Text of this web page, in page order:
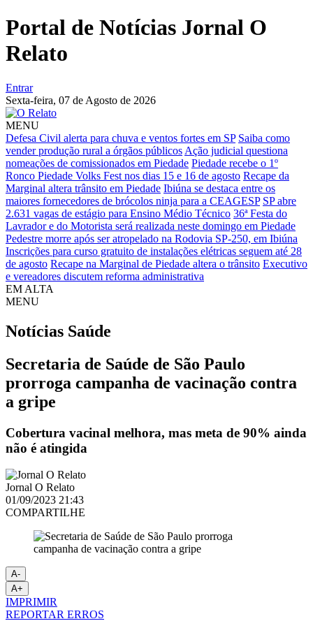
Portal de Notícias Jornal O
Relato
Entrar
Sexta-feira, 07 de Agosto de 2026
MENU
Defesa Civil alerta para chuva e ventos fortes em SP Saiba como
vender produção rural a órgãos públicos Ação judicial questiona
nomeações de comissionados em Piedade Piedade recebe o 1º
Ronco Piedade Volks Fest nos dias 15 e 16 de agosto Recape da
Marginal altera trânsito em Piedade Ibiúna se destaca entre os
maiores fornecedores de brócolos ninja para a CEAGESP SP abre
2.631 vagas de estágio para Ensino Médio Técnico 36ª Festa do
Lavrador e do Motorista será realizada neste domingo em Piedade
Pedestre morre após ser atropelado na Rodovia SP-250, em Ibiúna
Inscrições para curso gratuito de instalações elétricas seguem até 28
de agosto Recape na Marginal de Piedade altera o trânsito Executivo
e vereadores discutem reforma administrativa
EM ALTA
MENU
Notícias Saúde
Secretaria de Saúde de São Paulo
prorroga campanha de vacinação contra
a gripe
Cobertura vacinal melhora, mas meta de 90% ainda
não é atingida
Jornal O Relato
01/09/2023 21:43
COMPARTILHE
A-
A+
IMPRIMIR
REPORTAR ERROS